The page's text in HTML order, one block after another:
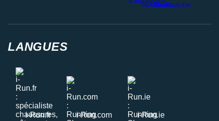
LANGUES
i-Run.fr i-Run.com i-Run.ie